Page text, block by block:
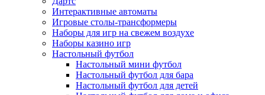
Интерактивные автоматы
Игровые столы-трансформеры
Наборы для игр на свежем воздухе
Наборы казино игр
Настольный футбол
Настольный мини футбол
Настольный футбол для бара
Настольный футбол для детей